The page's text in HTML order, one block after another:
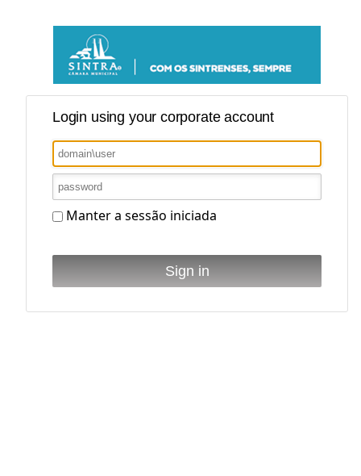
Login using your corporate account
Manter a sessão iniciada
Sign in